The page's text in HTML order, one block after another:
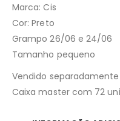
Marca: Cis
Cor: Preto
Grampo 26/06 e 24/06
Tamanho pequeno
Vendido separadamente
Caixa master com 72